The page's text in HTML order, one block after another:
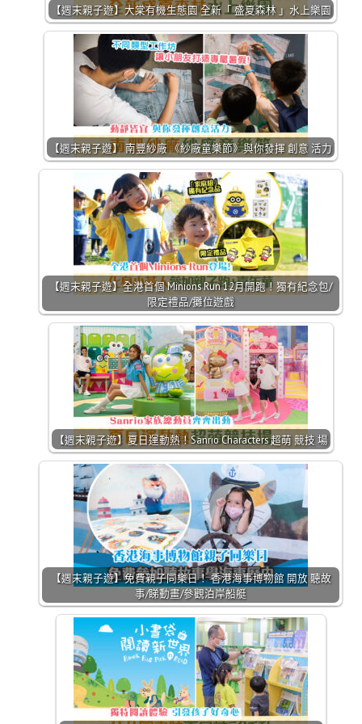
【週末親子遊】大棠有機生態園 全新「 盛夏森林 」水上樂園
【週末親子遊】 南豐紗廠 《紗廠童樂節》與你發揮 創意 活力
【週末親子遊】全港首個 Minions Run 12月開跑！獨有紀念包/
限定禮品/攤位遊戲
【週末親子遊】夏日運動熱！Sanrio Characters 超萌 競技 場
【週末親子遊】免費親子同樂日！ 香港海事博物館 開放 聽故
事/睇動畫/參觀泊岸船艇